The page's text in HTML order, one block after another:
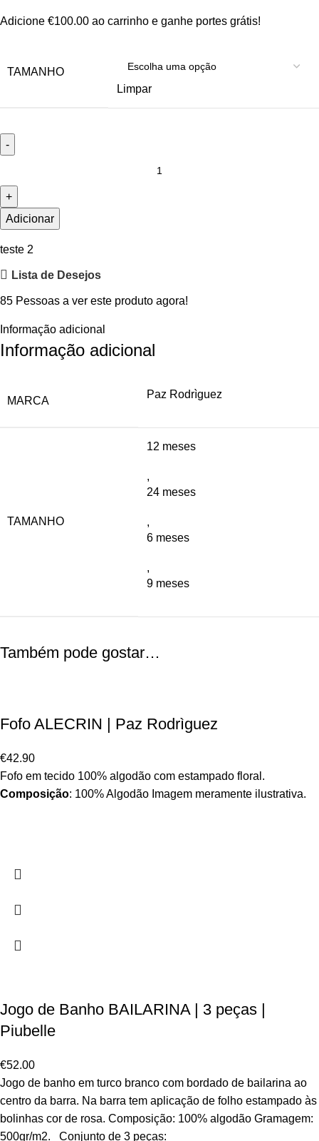
Adicione €100.00 ao carrinho e ganhe portes grátis!
TAMANHO
Limpar
Adicionar
teste 2
Lista de Desejos
85 Pessoas a ver este produto agora!
Informação adicional
Informação adicional
MARCA
Paz Rodrìguez
TAMANHO
12 meses
,
24 meses
,
6 meses
,
9 meses
Também pode gostar…
Fofo ALECRIN | Paz Rodrìguez
€42.90
Fofo em tecido 100% algodão com estampado floral.
Composição: 100% Algodão Imagem meramente ilustrativa.
Jogo de Banho BAILARINA | 3 peças |
Piubelle
€52.00
Jogo de banho em turco branco com bordado de bailarina ao
centro da barra. Na barra tem aplicação de folho estampado às
bolinhas cor de rosa. Composição: 100% algodão Gramagem:
500gr/m2. Conjunto de 3 peças: